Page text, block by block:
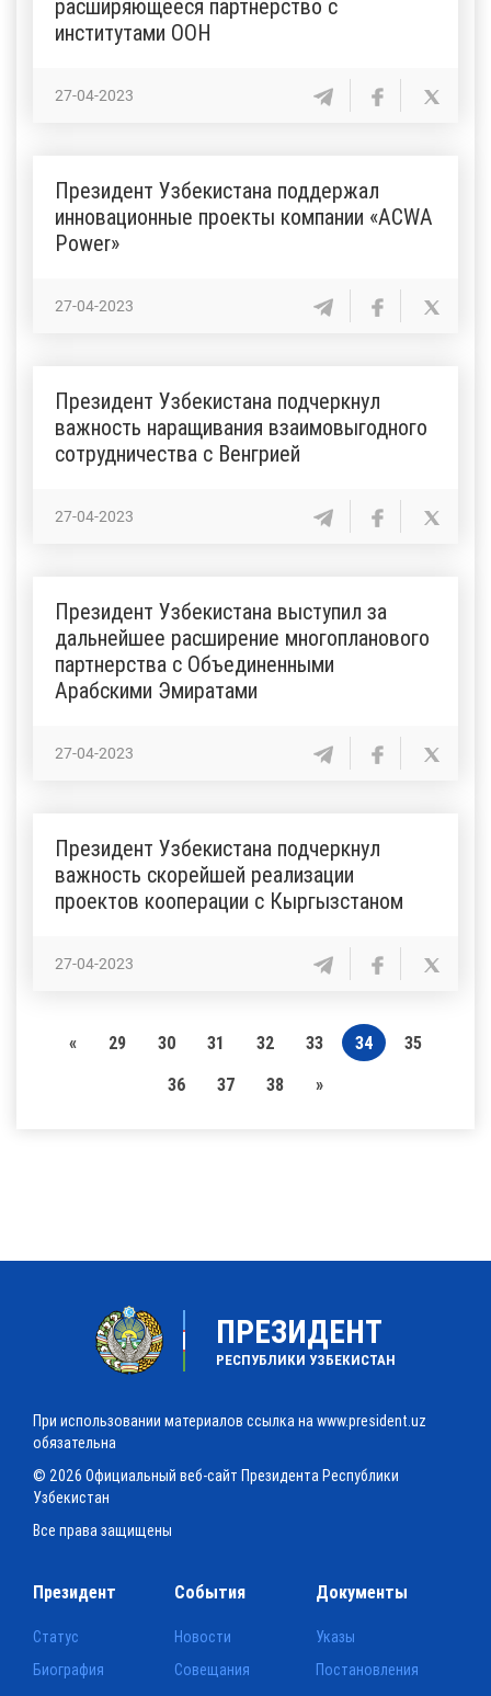
расширяющееся партнерство с
институтами ООН
27-04-2023
Президент Узбекистана поддержал
инновационные проекты компании «ACWA
Power»
27-04-2023
Президент Узбекистана подчеркнул
важность наращивания взаимовыгодного
сотрудничества с Венгрией
27-04-2023
Президент Узбекистана выступил за
дальнейшее расширение многопланового
партнерства с Объединенными
Арабскими Эмиратами
27-04-2023
Президент Узбекистана подчеркнул
важность скорейшей реализации
проектов кооперации с Кыргызстаном
27-04-2023
« 29 30 31 32 33 34
35
36
37 38 »
ПРЕЗИДЕНТ
РЕСПУБЛИКИ УЗБЕКИСТАН
При использовании материалов ссылка на www.president.uz
обязательна
© 2026 Официальный веб-сайт Президента Республики
Узбекистан
Все права защищены
Президент
Статус
Биография
События
Новости
Совещания
Документы
Указы
Постановления